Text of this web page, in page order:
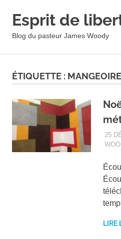
Esprit de
Blog du pasteur James Woody
ÉTIQUETTE : MANGEOIRE
25
LIRE